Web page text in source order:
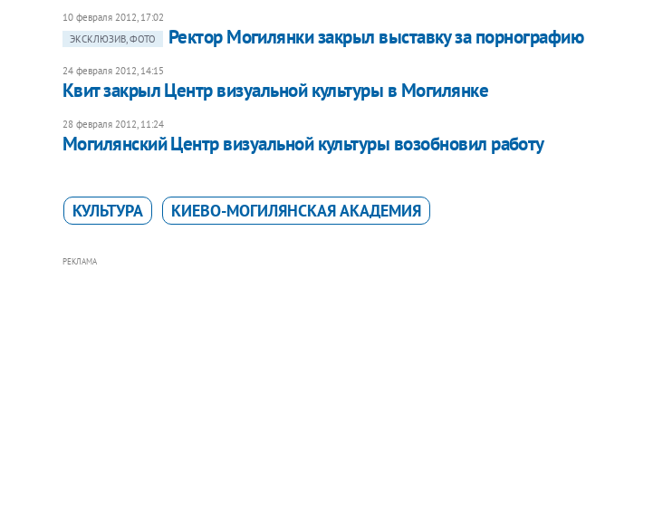
10 февраля 2012, 17:02
ЭКСКЛЮЗИВ, ФОТО
Ректор Могилянки закрыл выставку за порнографию
24 февраля 2012, 14:15
Квит закрыл Центр визуальной культуры в Могилянке
28 февраля 2012, 11:24
Могилянский Центр визуальной культуры возобновил работу
КУЛЬТУРА КИЕВО-МОГИЛЯНСКАЯ АКАДЕМИЯ
РЕКЛАМА